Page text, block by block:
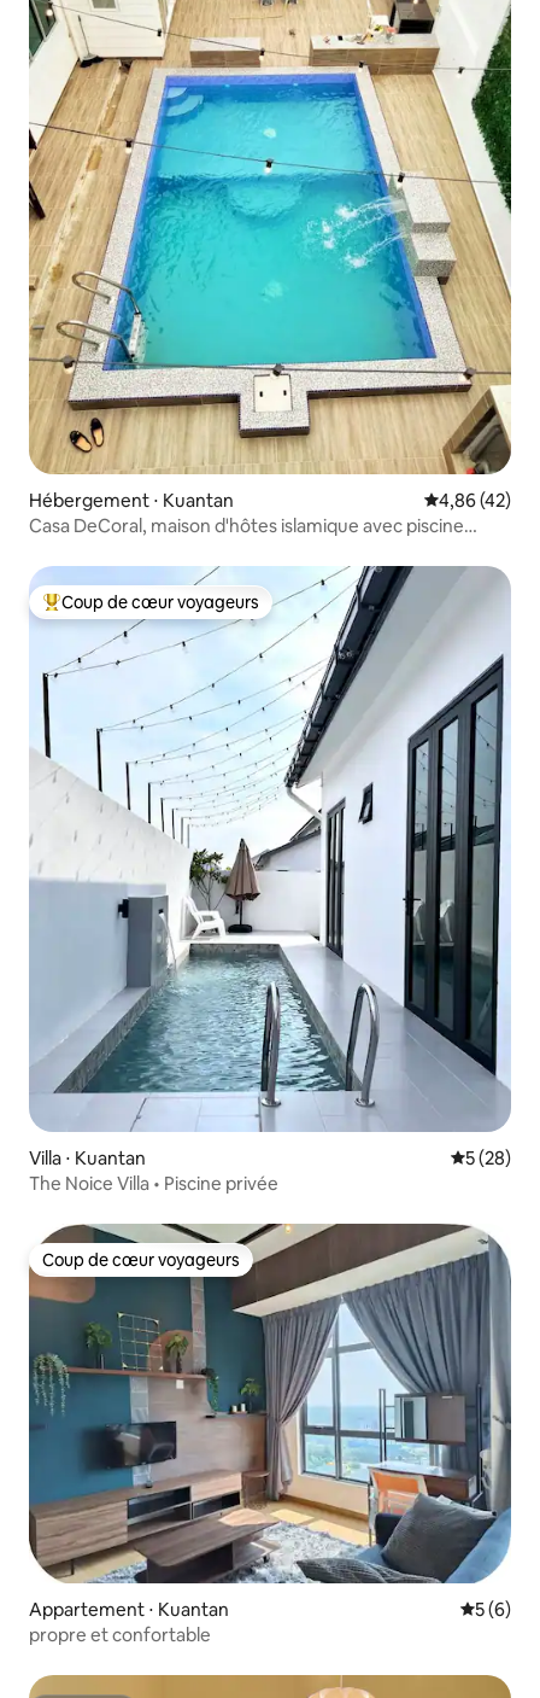
Hébergement ⋅ Kuantan Évaluation
4,86 (42)
Casa DeCoral, maison d'hôtes islamique avec piscine
Coups de cœur voyageurs les plus appréciés
Coup de cœur voyageurs
Villa ⋅ Kuantan
5 (28)
The Noice Villa • Piscine privée
Coup de cœur voyageurs
Coup de cœur voyageurs
Appartement ⋅ Kuantan
5 (6)
propre et confortable